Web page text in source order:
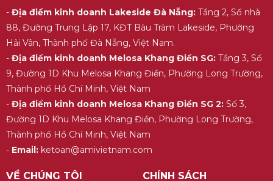
- Địa điểm kinh doanh Lakeside Đà Nẵng:Tầng 2, Số nhà
88, Đường Trung Lập 17, KĐT Bàu Tràm Lakeside, Phường
Hải Vân, Thành phố Đà Nẵng, Việt Nam.
- Địa điểm kinh doanh Melosa Khang Điền SG:Tầng 3, Số
9, Đường 1D Khu Melosa Khang Điền, Phường Long Trường,
Thành phố Hồ Chí Minh, Việt Nam
- Địa điểm kinh doanh Melosa Khang Điền SG 2:Số 3,
Đường 1D Khu Melosa Khang Điền, Phường Long Trường,
Thành phố Hồ Chí Minh, Việt Nam
- Email:ketoan@amivietnam.com
VỀ CHÚNG TÔI CHÍNH SÁCH